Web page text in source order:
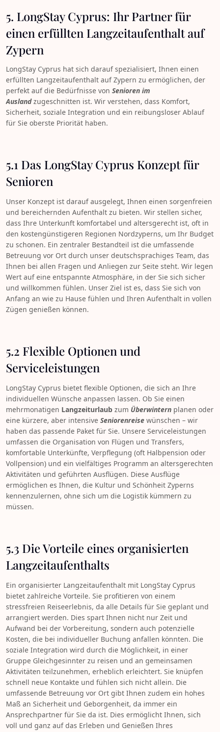
5. LongStay Cyprus: Ihr Partner für
einen erfüllten Langzeitaufenthalt auf
Zypern
LongStay Cyprus hat sich darauf spezialisiert, Ihnen einen
erfüllten Langzeitaufenthalt auf Zypern zu ermöglichen, der
perfekt auf die Bedürfnisse von Senioren im
Auslandzugeschnitten ist. Wir verstehen, dass Komfort,
Sicherheit, soziale Integration und ein reibungsloser Ablauf
für Sie oberste Priorität haben.
5.1 Das LongStay Cyprus Konzept für
Senioren
Unser Konzept ist darauf ausgelegt, Ihnen einen sorgenfreien
und bereichernden Aufenthalt zu bieten. Wir stellen sicher,
dass Ihre Unterkunft komfortabel und altersgerecht ist, oft in
den kostengünstigeren Regionen Nordzyperns, um Ihr Budget
zu schonen. Ein zentraler Bestandteil ist die umfassende
Betreuung vor Ort durch unser deutschsprachiges Team, das
Ihnen bei allen Fragen und Anliegen zur Seite steht. Wir legen
Wert auf eine entspannte Atmosphäre, in der Sie sich sicher
und willkommen fühlen. Unser Ziel ist es, dass Sie sich von
Anfang an wie zu Hause fühlen und Ihren Aufenthalt in vollen
Zügen genießen können.
5.2 Flexible Optionen und
Serviceleistungen
LongStay Cyprus bietet flexible Optionen, die sich an Ihre
individuellen Wünsche anpassen lassen. Ob Sie einen
mehrmonatigen Langzeiturlaub zum Überwintern planen oder
eine kürzere, aber intensive Seniorenreise wünschen – wir
haben das passende Paket für Sie. Unsere Serviceleistungen
umfassen die Organisation von Flügen und Transfers,
komfortable Unterkünfte, Verpflegung (oft Halbpension oder
Vollpension) und ein vielfältiges Programm an altersgerechten
Aktivitäten und geführten Ausflügen. Diese Ausflüge
ermöglichen es Ihnen, die Kultur und Schönheit Zyperns
kennenzulernen, ohne sich um die Logistik kümmern zu
müssen.
5.3 Die Vorteile eines organisierten
Langzeitaufenthalts
Ein organisierter Langzeitaufenthalt mit LongStay Cyprus
bietet zahlreiche Vorteile. Sie profitieren von einem
stressfreien Reiseerlebnis, da alle Details für Sie geplant und
arrangiert werden. Dies spart Ihnen nicht nur Zeit und
Aufwand bei der Vorbereitung, sondern auch potenzielle
Kosten, die bei individueller Buchung anfallen könnten. Die
soziale Integration wird durch die Möglichkeit, in einer
Gruppe Gleichgesinnter zu reisen und an gemeinsamen
Aktivitäten teilzunehmen, erheblich erleichtert. Sie knüpfen
schnell neue Kontakte und fühlen sich nicht allein. Die
umfassende Betreuung vor Ort gibt Ihnen zudem ein hohes
Maß an Sicherheit und Geborgenheit, da immer ein
Ansprechpartner für Sie da ist. Dies ermöglicht Ihnen, sich
voll und ganz auf das Erleben und Genießen Ihres